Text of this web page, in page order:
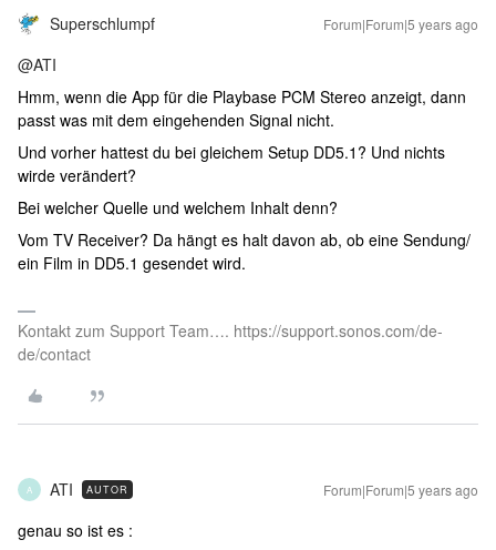
Superschlumpf Forum|Forum|5 years ago
@ATI
Hmm, wenn die App für die Playbase PCM Stereo anzeigt, dann
passt was mit dem eingehenden Signal nicht.
Und vorher hattest du bei gleichem Setup DD5.1? Und nichts
wirde verändert?
Bei welcher Quelle und welchem Inhalt denn?
Vom TV Receiver? Da hängt es halt davon ab, ob eine Sendung/
ein Film in DD5.1 gesendet wird.
Kontakt zum Support Team…. https://support.sonos.com/de-
de/contact
A ATI AUTOR Forum|Forum|5 years ago
genau so ist es :